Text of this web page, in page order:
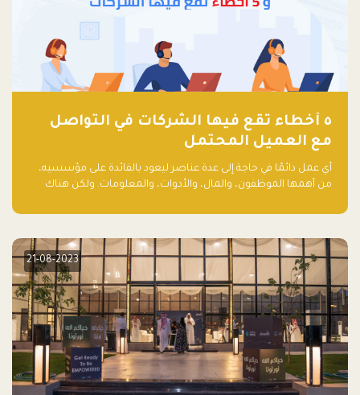
٥ أخطاء تقع فيها الشركات في التواصل
مع العميل المحتمل
أي عمل دائمًا في حاجة إلى عدة عناصر ليعود بالفائدة على مؤسسيه،
من أهمها الموظفون، والمال، والأدوات، والمعلومات. ولكن هناك
أساسه ذلك العمل.
21-08-2023